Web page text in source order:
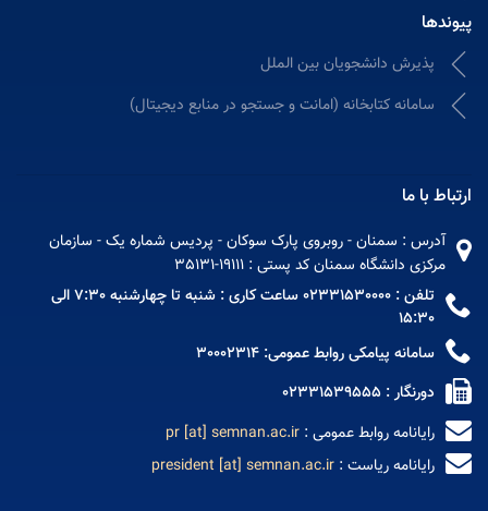
پیوندها
پذیرش دانشجویان بین الملل
سامانه كتابخانه (امانت و جستجو در منابع دیجیتال)
ارتباط با ما
آدرس : سمنان - روبروی پارک سوکان - پردیس شماره یک - سازمان
مرکزی دانشگاه سمنان کد پستی : 19111-35131
تلفن : 02331530000 ساعت کاری : شنبه تا چهارشنبه 7:30 الی
15:30
سامانه پیامکی روابط عمومی: 30002314
دورنگار : 02331539555
رایانامه روابط عمومی : pr [at] semnan.ac.ir
رایانامه ریاست : president [at] semnan.ac.ir